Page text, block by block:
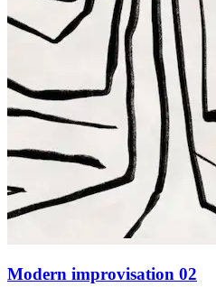
Modern improvisation 02